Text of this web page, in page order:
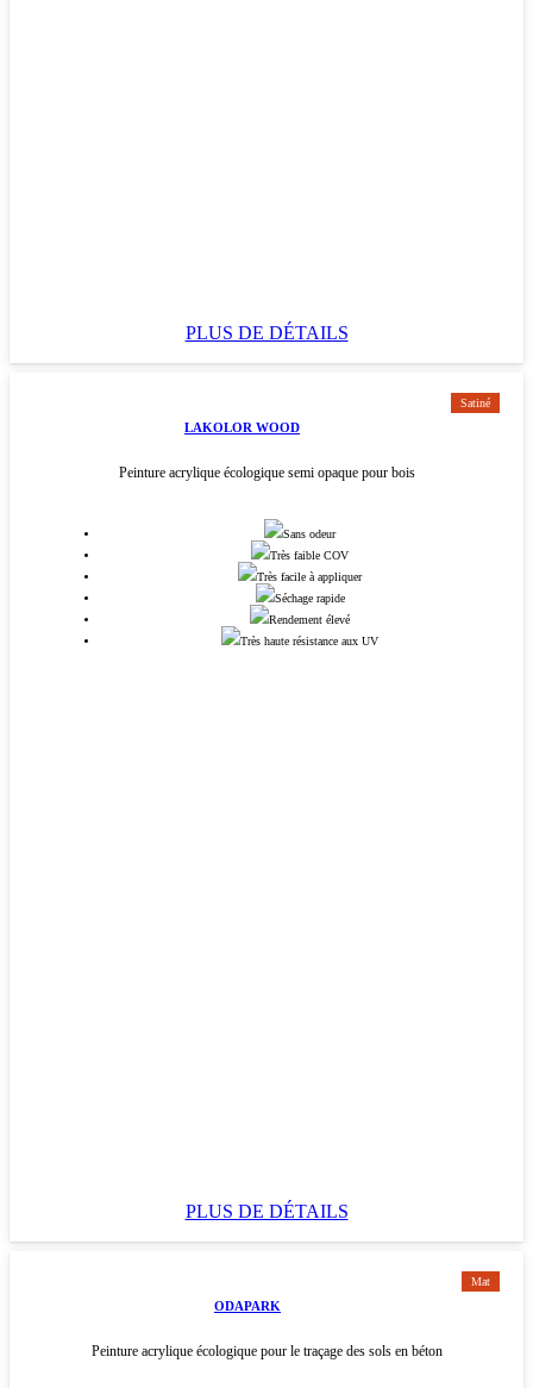
PLUS DE DÉTAILS
Satiné
LAKOLOR WOOD
Peinture acrylique écologique semi opaque pour bois
Sans odeur
Très faible COV
Très facile à appliquer
Séchage rapide
Rendement élevé
Très haute résistance aux UV
PLUS DE DÉTAILS
Mat
ODAPARK
Peinture acrylique écologique pour le traçage des sols en béton